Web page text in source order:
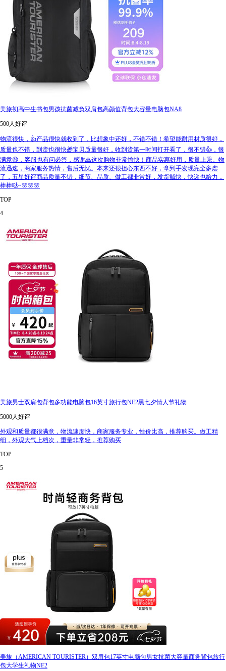
美旅初高中生书包男孩抗菌减负双肩包高颜值背包大容量电脑包NA8
500人好评
物流很快，👍产品很快就收到了，比想象中还好，不错不错！希望能耐用材质很好，
质量也不错，到货也很快🎁宝贝质量很好，收到货第一时间打开看了，很不错👍，很
满意😃，客服也有问必答，感谢🙏这次购物非常愉快！商品实惠好用，质量上乘。物
流迅速，商家服务热情，售后无忧。本来还很担心东西不好，拿到手发现完全多虑
了，五星好评商品质量不错，细节、品质、做工都非常好，发货贼快，快递也给力，
棒棒哒~🌸🌸🌸
TOP
4
美旅男士双肩包背包多功能电脑包16英寸旅行包NE2黑七夕情人节礼物
5000人好评
外观和质量都很满意，物流速度快，商家服务专业，性价比高，推荐购买。做工精
细，外观大气上档次，重量非常轻，推荐购买
TOP
5
美旅（AMERICAN TOURISTER）双肩包17英寸电脑包男女抗菌大容量商务背包旅行
包大学生礼物NE2